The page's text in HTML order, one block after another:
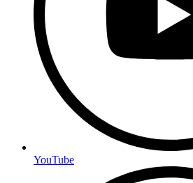
YouTube